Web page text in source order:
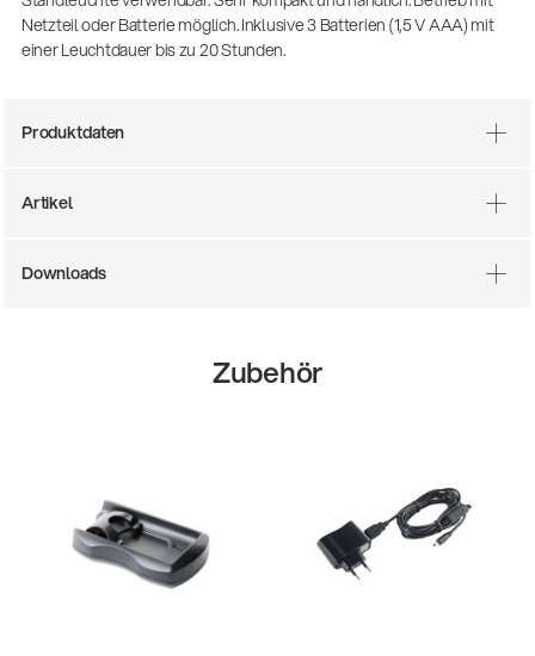
Spielfeldrand
Netzteil oder Batterie möglich. Inklusive 3 Batterien (1,5 V AAA) mit
einer Leuchtdauer bis zu 20 Stunden.
Produktdaten
Artikel
Downloads
Zubehör